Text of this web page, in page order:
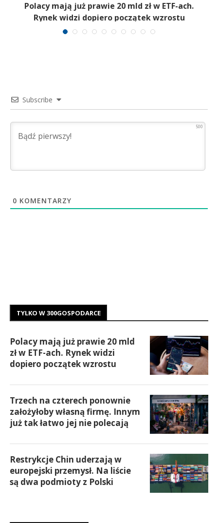
Polacy mają już prawie 20 mld zł w ETF-ach.
Rynek widzi dopiero początek wzrostu
Subscribe
500
0 KOMENTARZY
TYLKO W 300GOSPODARCE
Polacy mają już prawie 20 mld
zł w ETF-ach. Rynek widzi
dopiero początek wzrostu
Trzech na czterech ponownie
założyłoby własną firmę. Innym
już tak łatwo jej nie polecają
Restrykcje Chin uderzają w
europejski przemysł. Na liście
są dwa podmioty z Polski